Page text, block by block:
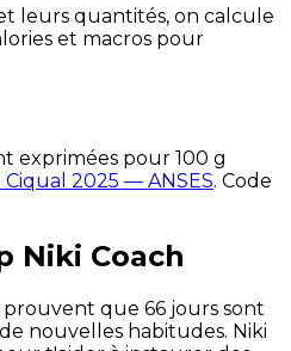
leurs quantités, on calcule
et macros pour
exprimées pour 100 g
Ciqual 2025 — ANSES. Code
Niki Coach
que 66 jours sont
nouvelles habitudes. Niki